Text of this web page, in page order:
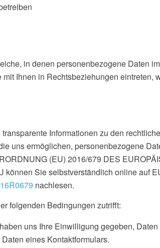
in denen personenbezogene Daten
Ihnen in Rechtsbeziehungen eintreten,
Informationen zu den
uns ermöglichen, personenbezogene
(EU) 2016/679 DES
Sie selbstverständlich online auf
nachlesen.
folgenden Bedingungen zutrifft:
uns Ihre Einwilligung gegeben,
eines Kontaktformulars.